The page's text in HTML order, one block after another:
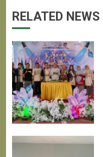
RELATED NEWS